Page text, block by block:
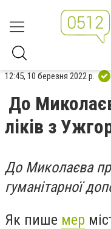
12:45, 10 березня 2022 р.
До
ліків з
До Миколаєва
гуманітарної
Як пише мер